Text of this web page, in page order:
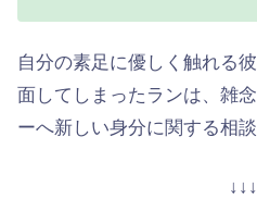
自分の素足に優しく触れる
面してしまったランは、雑
ーへ新しい身分に関する相
↓↓↓